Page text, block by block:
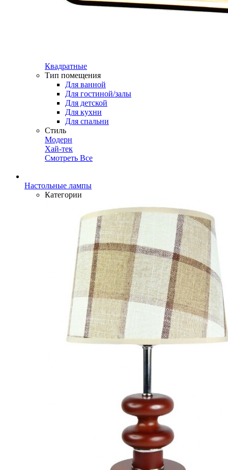
Квадратные
Тип помещения
Для ванной
Для гостиной/залы
Для детской
Для кухни
Для спальни
Стиль
Модерн
Хай-тек
Смотреть Все
Настольные лампы
Категории